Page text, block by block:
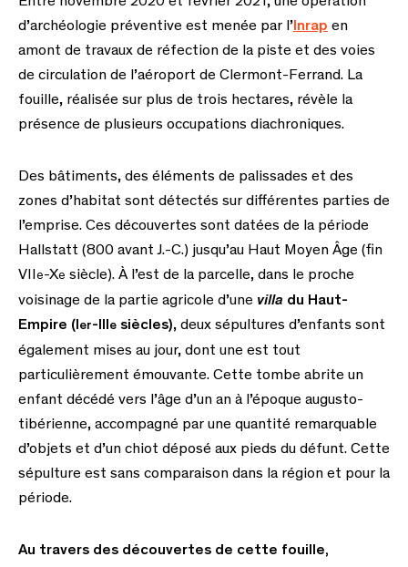
d’archéologie préventive est menée par l’Inrap en
amont de travaux de réfection de la piste et des voies
de circulation de l’aéroport de Clermont-Ferrand. La
fouille, réalisée sur plus de trois hectares, révèle la
présence de plusieurs occupations diachroniques.
Des bâtiments, des éléments de palissades et des
zones d’habitat sont détectés sur différentes parties de
l’emprise. Ces découvertes sont datées de la période
Hallstatt (800 avant J.-C.) jusqu’au Haut Moyen Âge (fin
VIIe-Xe siècle). À l’est de la parcelle, dans le proche
voisinage de la partie agricole d’une villa du Haut-
Empire (Ier-IIIe siècles), deux sépultures d’enfants sont
également mises au jour, dont une est tout
particulièrement émouvante. Cette tombe abrite un
enfant décédé vers l’âge d’un an à l’époque augusto-
tibérienne, accompagné par une quantité remarquable
d’objets et d’un chiot déposé aux pieds du défunt. Cette
sépulture est sans comparaison dans la région et pour la
période.
Au travers des découvertes de cette fouille,